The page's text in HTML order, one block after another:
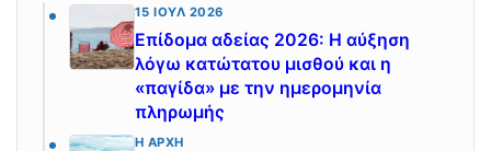
15 ΙΟΎΛ 2026
Επίδομα αδείας 2026: Η αύξηση
λόγω κατώτατου μισθού και η
«παγίδα» με την ημερομηνία
πληρωμής
Η ΑΡΧΉ